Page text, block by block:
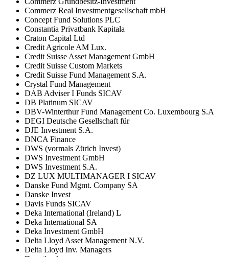
Commerz Real Investmentgesellschaft mbH
Concept Fund Solutions PLC
Constantia Privatbank Kapitala
Craton Capital Ltd
Credit Agricole AM Lux.
Credit Suisse Asset Management GmbH
Credit Suisse Custom Markets
Credit Suisse Fund Management S.A.
Crystal Fund Management
DAB Adviser I Funds SICAV
DB Platinum SICAV
DBV-Winterthur Fund Management Co. Luxembourg S.A
DEGI Deutsche Gesellschaft für
DJE Investment S.A.
DNCA Finance
DWS (vormals Zürich Invest)
DWS Investment GmbH
DWS Investment S.A.
DZ LUX MULTIMANAGER I SICAV
Danske Fund Mgmt. Company SA
Danske Invest
Davis Funds SICAV
Deka International (Ireland) L
Deka International SA
Deka Investment GmbH
Delta Lloyd Asset Management N.V.
Delta Lloyd Inv. Managers